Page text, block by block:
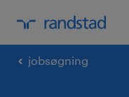
jobsøgning